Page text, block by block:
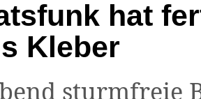
hat
Kleber
sturmfreie